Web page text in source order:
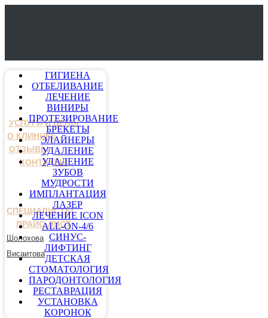
УСЛУГИ И ЦЕНЫ
О КЛИНИКЕ
ОТЗЫВЫ
КОНТАКТЫ
СПЕЦИАЛИСТЫ
ПРАЙС-ЛИСТ
Шолохова
Висаитова
ГИГИЕНА
ОТБЕЛИВАНИЕ
ЛЕЧЕНИЕ
ВИНИРЫ
ПРОТЕЗИРОВАНИЕ
БРЕКЕТЫ
ЭЛАЙНЕРЫ
УДАЛЕНИЕ
УДАЛЕНИЕ
ЗУБОВ
МУДРОСТИ
ИМПЛАНТАЦИЯ
ЛАЗЕР
ЛЕЧЕНИЕ ICON
ALL-ON-4/6
СИНУС-
ЛИФТИНГ
ДЕТСКАЯ
СТОМАТОЛОГИЯ
ПАРОДОНТОЛОГИЯ
РЕСТАВРАЦИЯ
УСТАНОВКА
КОРОНОК